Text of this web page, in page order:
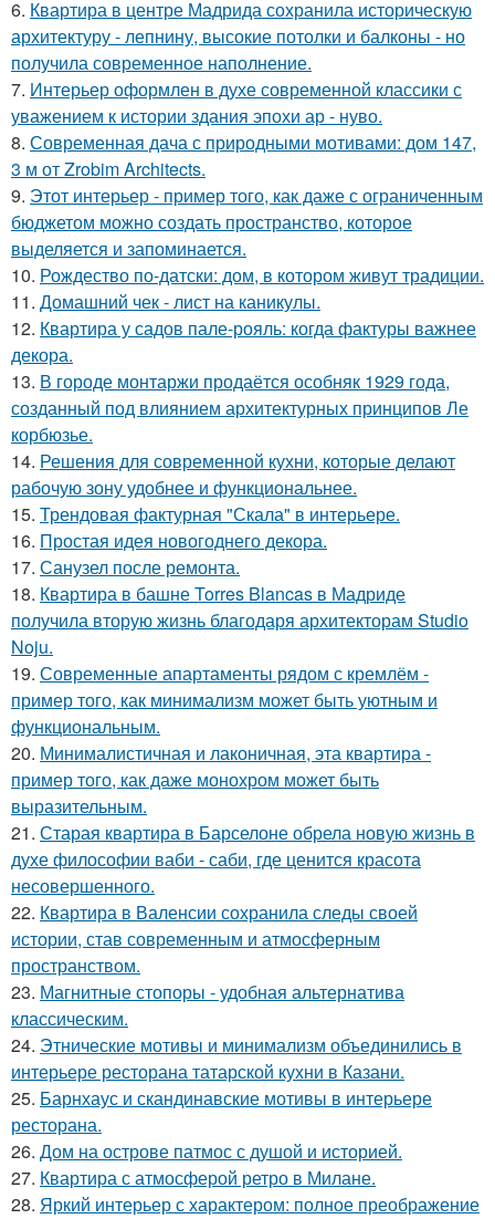
6. Квартира в центре Мадрида сохранила историческую
архитектуру - лепнину, высокие потолки и балконы - но
получила современное наполнение.
7. Интерьер оформлен в духе современной классики с
уважением к истории здания эпохи ар - нуво.
8. Современная дача с природными мотивами: дом 147,
3 м от Zrobim Architects.
9. Этот интерьер - пример того, как даже с ограниченным
бюджетом можно создать пространство, которое
выделяется и запоминается.
10. Рождество по-датски: дом, в котором живут традиции.
11. Домашний чек - лист на каникулы.
12. Квартира у садов пале-рояль: когда фактуры важнее
декора.
13. В городе монтаржи продаётся особняк 1929 года,
созданный под влиянием архитектурных принципов Ле
корбюзье.
14. Решения для современной кухни, которые делают
рабочую зону удобнее и функциональнее.
15. Трендовая фактурная "Скала" в интерьере.
16. Простая идея новогоднего декора.
17. Санузел после ремонта.
18. Квартира в башне Torres Blancas в Мадриде
получила вторую жизнь благодаря архитекторам Studio
Noju.
19. Современные апартаменты рядом с кремлём -
пример того, как минимализм может быть уютным и
функциональным.
20. Минималистичная и лаконичная, эта квартира -
пример того, как даже монохром может быть
выразительным.
21. Старая квартира в Барселоне обрела новую жизнь в
духе философии ваби - саби, где ценится красота
несовершенного.
22. Квартира в Валенсии сохранила следы своей
истории, став современным и атмосферным
пространством.
23. Магнитные стопоры - удобная альтернатива
классическим.
24. Этнические мотивы и минимализм объединились в
интерьере ресторана татарской кухни в Казани.
25. Барнхаус и скандинавские мотивы в интерьере
ресторана.
26. Дом на острове патмос с душой и историей.
27. Квартира с атмосферой ретро в Милане.
28. Яркий интерьер с характером: полное преображение